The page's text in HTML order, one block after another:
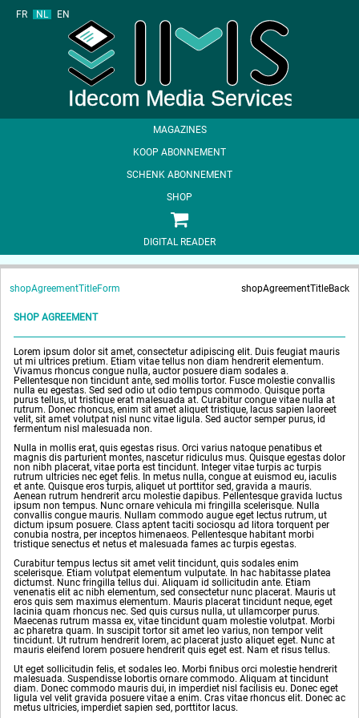
FR NL EN
MAGAZINES
KOOP ABONNEMENT
SCHENK ABONNEMENT
SHOP
DIGITAL READER
shopAgreementTitleBack
shopAgreementTitleForm
SHOP AGREEMENT
Lorem ipsum dolor sit amet, consectetur adipiscing elit. Duis feugiat mauris
ut mi ultrices pretium. Etiam vitae tellus non diam hendrerit elementum.
Vivamus rhoncus congue nulla, auctor posuere diam sodales a.
Pellentesque non tincidunt ante, sed mollis tortor. Fusce molestie convallis
nulla eu egestas. Sed sed odio ut odio tempus commodo. Quisque porta
purus tellus, ut tristique erat malesuada at. Curabitur congue vitae nulla at
rutrum. Donec rhoncus, enim sit amet aliquet tristique, lacus sapien laoreet
velit, sit amet volutpat nisl nunc vitae ligula. Sed auctor semper purus, id
fermentum nisl malesuada non.
Nulla in mollis erat, quis egestas risus. Orci varius natoque penatibus et
magnis dis parturient montes, nascetur ridiculus mus. Quisque egestas dolor
non nibh placerat, vitae porta est tincidunt. Integer vitae turpis ac turpis
rutrum ultricies nec eget felis. In metus nulla, congue at euismod eu, iaculis
et ante. Quisque eros turpis, aliquet ut porttitor sed, gravida a mauris.
Aenean rutrum hendrerit arcu molestie dapibus. Pellentesque gravida luctus
ipsum non tempus. Nunc ornare vehicula mi fringilla scelerisque. Nulla
convallis congue mauris. Nullam commodo augue eget lectus rutrum, ut
dictum ipsum posuere. Class aptent taciti sociosqu ad litora torquent per
conubia nostra, per inceptos himenaeos. Pellentesque habitant morbi
tristique senectus et netus et malesuada fames ac turpis egestas.
Curabitur tempus lectus sit amet velit tincidunt, quis sodales enim
scelerisque. Etiam volutpat elementum vulputate. In hac habitasse platea
dictumst. Nunc fringilla tellus dui. Aliquam id sollicitudin ante. Etiam
venenatis elit ac nibh elementum, sed consectetur nunc placerat. Mauris ut
eros quis sem maximus elementum. Mauris placerat tincidunt neque, eget
lacinia quam rhoncus nec. Sed quis cursus nulla, ut ullamcorper purus.
Maecenas rutrum massa ex, vitae tincidunt quam molestie volutpat. Morbi
ac pharetra quam. In suscipit tortor sit amet leo varius, non tempor velit
tincidunt. Ut rutrum hendrerit lorem, ac placerat justo aliquet eget. Nunc at
mauris eleifend lorem posuere hendrerit quis eget est. Nam et risus tellus.
Ut eget sollicitudin felis, et sodales leo. Morbi finibus orci molestie hendrerit
malesuada. Suspendisse lobortis ornare commodo. Aliquam at tincidunt
diam. Donec commodo mauris dui, in imperdiet nisl facilisis eu. Donec eget
ligula vel velit gravida posuere vitae a enim. Cras vitae rhoncus elit. Donec ac
metus ultricies, imperdiet sapien sed, porttitor lacus.